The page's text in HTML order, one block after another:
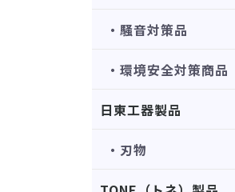
・騒音対策品
・環境安全対策商品
日東工器製品
・刃物